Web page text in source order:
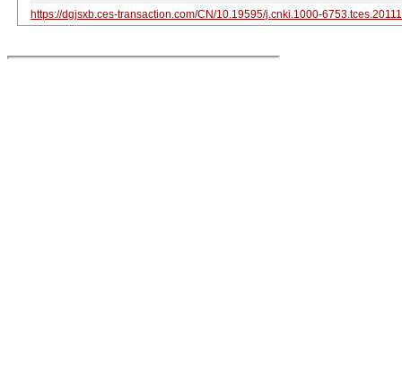
https://dgjsxb.ces-transaction.com/CN/10.19595/j.cnki.1000-